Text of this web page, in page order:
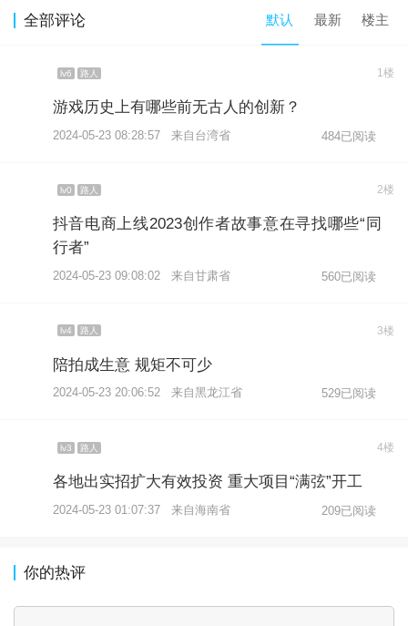
全部评论 默认 最新 楼主
lv6 路人 1楼
游戏历史上有哪些前无古人的创新？
2024-05-23 08:28:57 来自台湾省 484已阅读
lv0 路人 2楼
抖音电商上线2023创作者故事意在寻找哪些“同
行者”
2024-05-23 09:08:02 来自甘肃省 560已阅读
lv4 路人 3楼
陪拍成生意 规矩不可少
2024-05-23 20:06:52 来自黑龙江省 529已阅读
lv3 路人 4楼
各地出实招扩大有效投资 重大项目“满弦”开工
2024-05-23 01:07:37 来自海南省 209已阅读
你的热评